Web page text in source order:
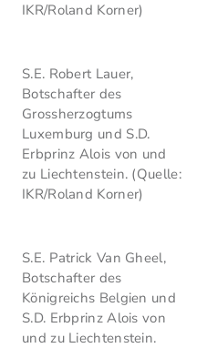
IKR/Roland Korner)
S.E. Robert Lauer,
Botschafter des
Grossherzogtums
Luxemburg und S.D.
Erbprinz Alois von und
zu Liechtenstein. (Quelle:
IKR/Roland Korner)
S.E. Patrick Van Gheel,
Botschafter des
Königreichs Belgien und
S.D. Erbprinz Alois von
und zu Liechtenstein.